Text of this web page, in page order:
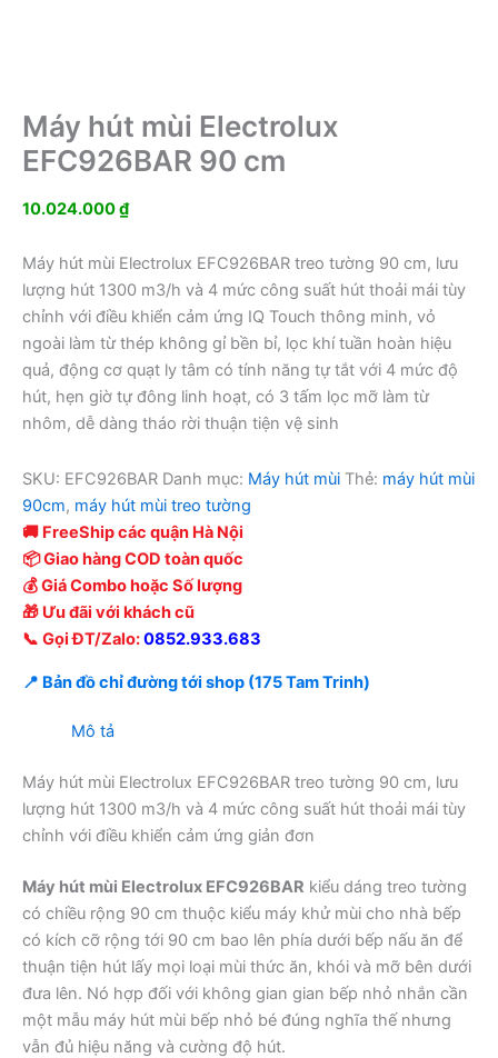
Máy hút mùi Electrolux
EFC926BAR 90 cm
10.024.000₫
Máy hút mùi Electrolux EFC926BAR treo tường 90 cm, lưu
lượng hút 1300 m3/h và 4 mức công suất hút thoải mái tùy
chỉnh với điều khiển cảm ứng IQ Touch thông minh, vỏ
ngoài làm từ thép không gỉ bền bỉ, lọc khí tuần hoàn hiệu
quả, động cơ quạt ly tâm có tính năng tự tắt với 4 mức độ
hút, hẹn giờ tự đông linh hoạt, có 3 tấm lọc mỡ làm từ
nhôm, dễ dàng tháo rời thuận tiện vệ sinh
SKU: EFC926BAR Danh mục: Máy hút mùi Thẻ: máy hút mùi
90cm, máy hút mùi treo tường
🚚 FreeShip các quận Hà Nội
📦 Giao hàng COD toàn quốc
💰 Giá Combo hoặc Số lượng
🎁 Ưu đãi với khách cũ
📞 Gọi ĐT/Zalo:0852.933.683
📍 Bản đồ chỉ đường tới shop (175 Tam Trinh)
Mô tả
Máy hút mùi Electrolux EFC926BAR treo tường 90 cm, lưu
lượng hút 1300 m3/h và 4 mức công suất hút thoải mái tùy
chỉnh với điều khiển cảm ứng giản đơn
Máy hút mùi Electrolux EFC926BAR kiểu dáng treo tường
có chiều rộng 90 cm thuộc kiểu máy khử mùi cho nhà bếp
có kích cỡ rộng tới 90 cm bao lên phía dưới bếp nấu ăn để
thuận tiện hút lấy mọi loại mùi thức ăn, khói và mỡ bên dưới
đưa lên. Nó hợp đối với không gian gian bếp nhỏ nhắn cần
một mẫu máy hút mùi bếp nhỏ bé đúng nghĩa thế nhưng
vẫn đủ hiệu năng và cường độ hút.